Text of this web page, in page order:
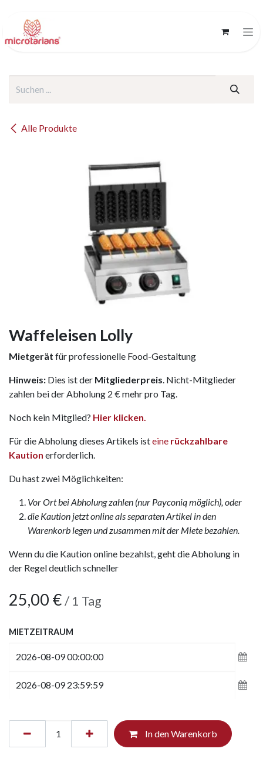
Alle Produkte
Waffeleisen Lolly
Mietgerät für professionelle Food-Gestaltung
Hinweis: Dies ist der Mitgliederpreis. Nicht-Mitglieder
zahlen bei der Abholung 2 € mehr pro Tag.
Noch kein Mitglied? Hier klicken.
Für die Abholung dieses Artikels isteine rückzahlbare
Kaution erforderlich.
Du hast zwei Möglichkeiten:
Vor Ort bei Abholung zahlen (nur Payconiq möglich), oder
die Kaution jetzt online als separaten Artikel in den
Warenkorb legen und zusammen mit der Miete bezahlen.
Wenn du die Kaution online bezahlst, geht die Abholung in
der Regel deutlich schneller
25,00 €/ 1 Tag
MIETZEITRAUM
In den Warenkorb